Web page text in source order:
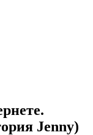
Jenny)